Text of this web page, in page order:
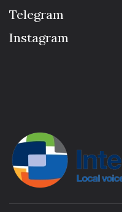
Telegram
Instagram